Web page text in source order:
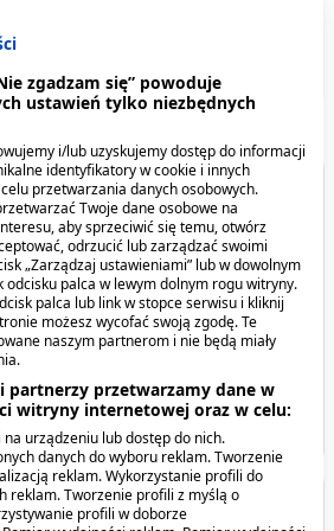
82
Viscoplast Jałowa gaza
opatrunkowa bawełniana,
17 nitkowa, 1/2 m2, 1 szt.
2,19 zł
odpowiedzialny
zgadzam się” powoduje
ustawień tylko niezbędnych
i/lub uzyskujemy dostęp do informacji
identyfikatory w cookie i innych
przetwarzania danych osobowych.
Twoje dane osobowe na
aby sprzeciwić się temu, otwórz
odrzucić lub zarządzać swoimi
„Zarządzaj ustawieniami” lub w dowolnym
odcisku palca w lewym dolnym rogu witryny.
palca lub link w stopce serwisu i kliknij
możesz wycofać swoją zgodę. Te
naszym partnerom i nie będą miały
partnerzy przetwarzamy dane w
witryny internetowej oraz w celu:
urządzeniu lub dostęp do nich.
danych do wyboru reklam. Tworzenie
reklam. Wykorzystanie profili do
reklam. Tworzenie profili z myślą o
profili w doborze